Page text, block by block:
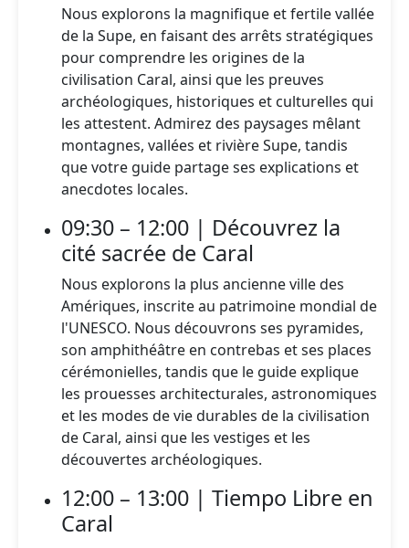
Nous explorons la magnifique et fertile vallée
de la Supe, en faisant des arrêts stratégiques
pour comprendre les origines de la
civilisation Caral, ainsi que les preuves
archéologiques, historiques et culturelles qui
les attestent. Admirez des paysages mêlant
montagnes, vallées et rivière Supe, tandis
que votre guide partage ses explications et
anecdotes locales.
09:30 – 12:00 | Découvrez la
cité sacrée de Caral
Nous explorons la plus ancienne ville des
Amériques, inscrite au patrimoine mondial de
l'UNESCO. Nous découvrons ses pyramides,
son amphithéâtre en contrebas et ses places
cérémonielles, tandis que le guide explique
les prouesses architecturales, astronomiques
et les modes de vie durables de la civilisation
de Caral, ainsi que les vestiges et les
découvertes archéologiques.
12:00 – 13:00 | Tiempo Libre en
Caral